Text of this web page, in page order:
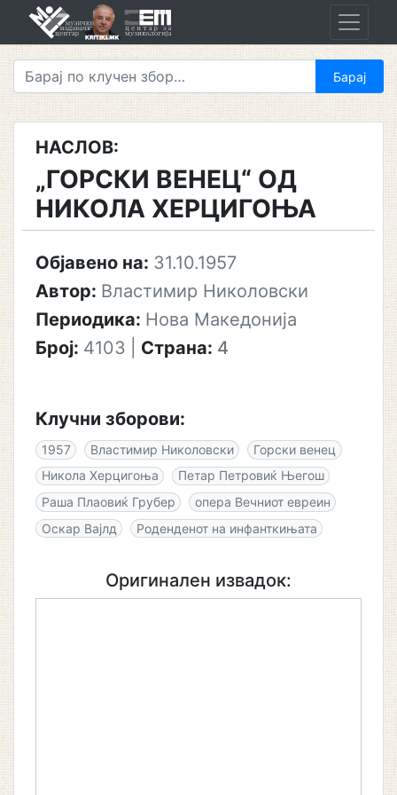
НАСЛОВ:
„ГОРСКИ ВЕНЕЦ“ ОД
НИКОЛА ХЕРЦИГОЊА
Објавено на: 31.10.1957
Автор: Властимир Николовски
Периодика: Нова Македонија
Број: 4103 Страна: 4
Клучни зборови:
1957 Властимир Николовски
Горски венец
Никола Херцигоња
Петар Петровиќ Његош
Раша Плаовиќ Грубер
опера Вечниот евреин
Оскар Вајлд
Роденденот на инфанткињата
Оригинален извадок: